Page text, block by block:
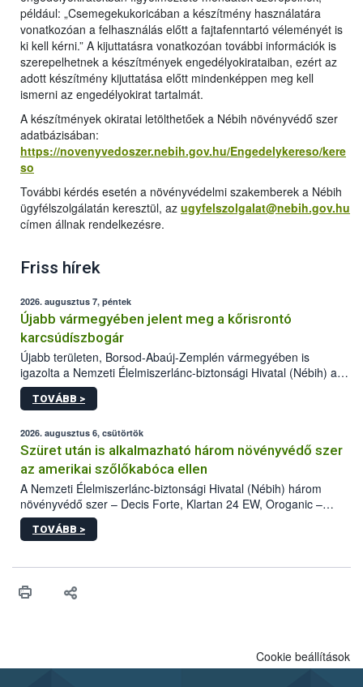
például: „Csemegekukoricában a készítmény használatára
vonatkozóan a felhasználás előtt a fajtafenntartó véleményét is
ki kell kérni.” A kijuttatásra vonatkozóan további információk is
szerepelhetnek a készítmények engedélyokirataiban, ezért az
adott készítmény kijuttatása előtt mindenképpen meg kell
ismerni az engedélyokirat tartalmát.
A készítmények okiratai letölthetőek a Nébih növényvédő szer
adatbázisában:
https://novenyvedoszer.nebih.gov.hu/Engedelykereso/kere
so
További kérdés esetén a növényvédelmi szakemberek a Nébih
ügyfélszolgálatán keresztül, az ugyfelszolgalat@nebih.gov.hu
címen állnak rendelkezésre.
Friss hírek
2026. augusztus 7, péntek
Újabb vármegyében jelent meg a kőrisrontó
karcsúdíszbogár
Újabb területen, Borsod-Abaúj-Zemplén vármegyében is
igazolta a Nemzeti Élelmiszerlánc-biztonsági Hivatal (Nébih) a
kőrisrontó karcsúdíszbogár (Agrilus planipennis) jelenlétét. A
kártevőt nem csak színcsapdában találták meg, de már fertőzött
az intenzív felderítést, emellett az intézkedéseket a szlovák
hatósággal is összehangolják a terjedés megállítása érdekében.
TOVÁBB >
2026. augusztus 6, csütörtök
Szüret után is alkalmazható három növényvédő szer
az amerikai szőlőkabóca ellen
A Nemzeti Élelmiszerlánc-biztonsági Hivatal (Nébih) három
növényvédő szer – Decis Forte, Klartan 24 EW, Oroganic –
engedélyokiratát módosította, így azok a szüretet követően,
egészen a vesszőérettség (BBCH 91) stádiumáig
érésű szőlőkben is legyen lehetőség a károsító elleni további
felhasználók számára is elérhető és ökológiai termesztésben is
TOVÁBB >
Cookie beállítások